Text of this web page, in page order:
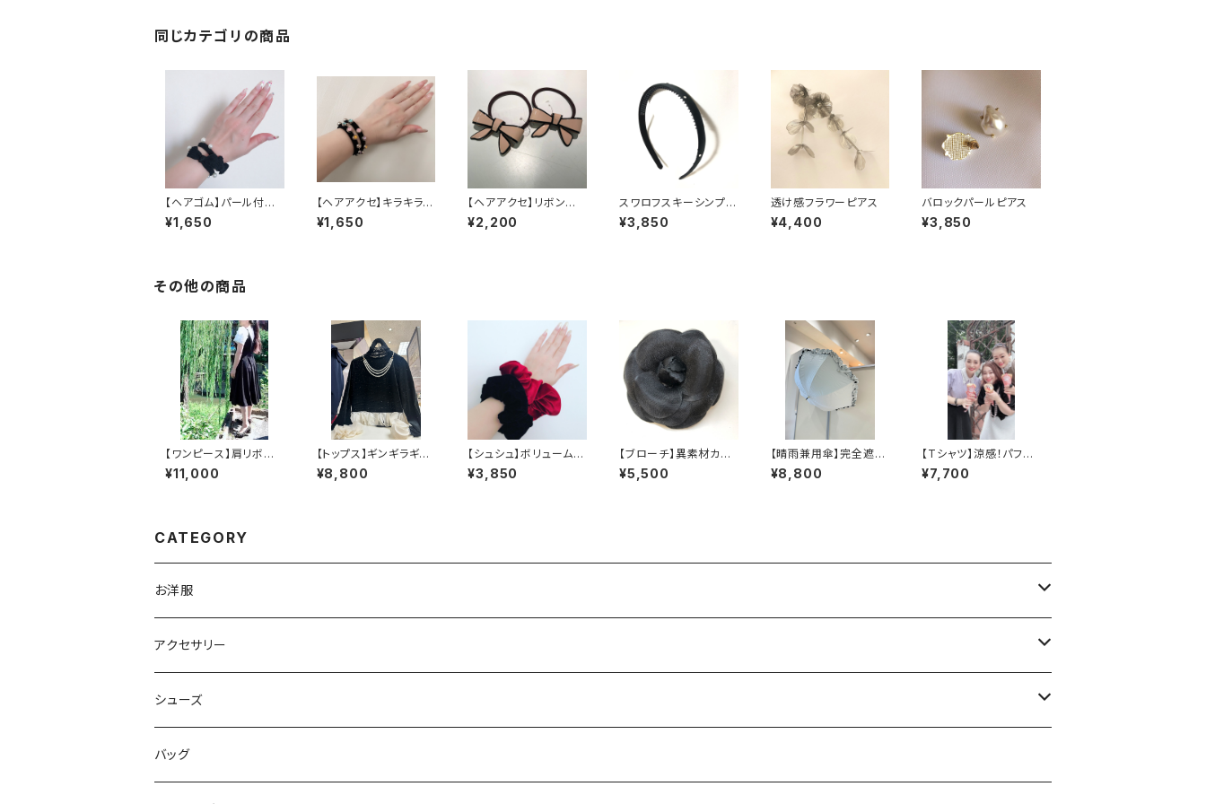
同じカテゴリの商品
【ヘアゴム】パール付き
ヘアタイ
¥1,650
【ヘアアクセ】キラキラヘ
アゴム
¥1,650
【ヘアアクセ】リボンヘ
アゴム
¥2,200
スワロフスキーシンプル
カチューシャ
¥3,850
透け感フラワーピアス
¥4,400
バロックパールピアス
¥3,850
その他の商品
【ワンピース】肩リボン
ストレッチワンピース
¥11,000
【トップス】ギンギラギン
にさりげなくベロア
¥8,800
【シュシュ】ボリューム感
絶妙ベロアシュシュ
¥3,850
【ブローチ】異素材カメ
リア
¥5,500
【晴雨兼用傘】完全遮光
パールフリル付長傘
¥8,800
【Tシャツ】涼感！パフス
リーブUVトップス
¥7,700
CATEGORY
お洋服
トップス
ボトムス
カーディガン
ボトムス
スカート
ワンピース
アクセサリー
ブローチ
カチューシャ
シューズ
パンプス
バッグ